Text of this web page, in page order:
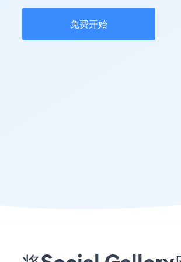
免费开始